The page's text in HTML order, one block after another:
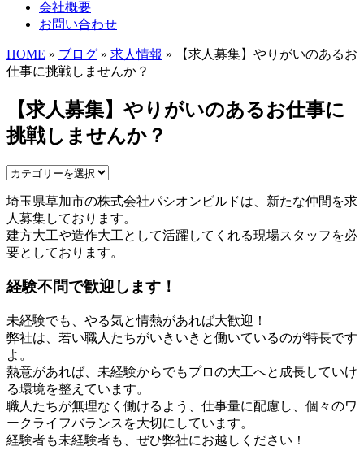
会社概要
お問い合わせ
HOME » ブログ » 求人情報 » 【求人募集】やりがいのあるお
仕事に挑戦しませんか？
【求人募集】やりがいのあるお仕事に
挑戦しませんか？
埼玉県草加市の株式会社パシオンビルドは、新たな仲間を求
人募集しております。
建方大工や造作大工として活躍してくれる現場スタッフを必
要としております。
経験不問で歓迎します！
未経験でも、やる気と情熱があれば大歓迎！
弊社は、若い職人たちがいきいきと働いているのが特長です
よ。
熱意があれば、未経験からでもプロの大工へと成長していけ
る環境を整えています。
職人たちが無理なく働けるよう、仕事量に配慮し、個々のワ
ークライフバランスを大切にしています。
経験者も未経験者も、ぜひ弊社にお越しください！